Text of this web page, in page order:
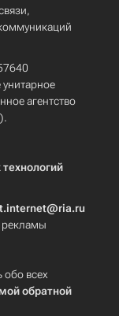
агентство
рекламы
обо всех
обратной